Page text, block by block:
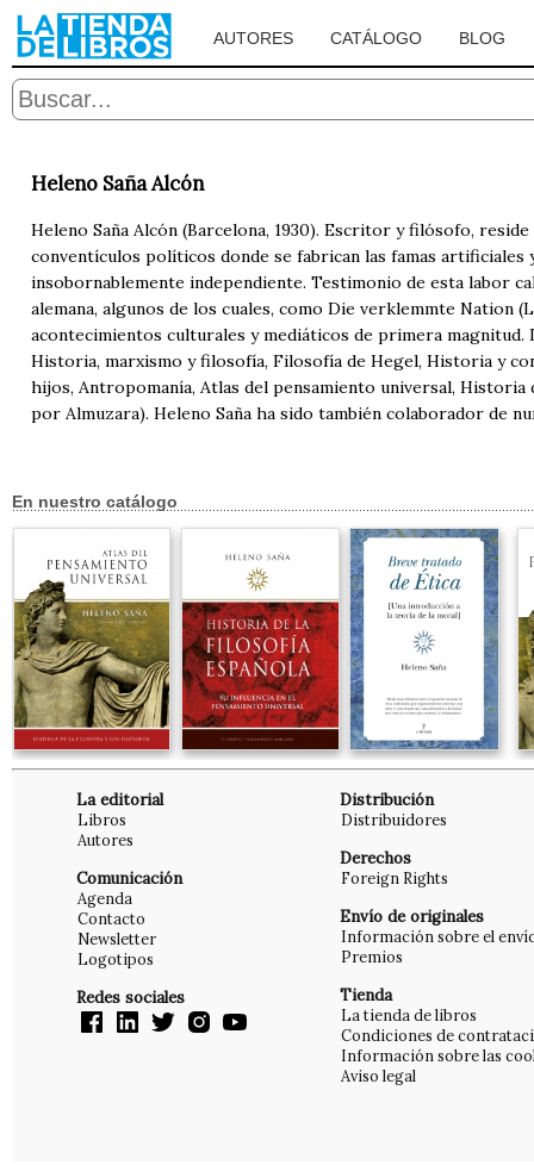
AUTORES CATÁLOGO BLOG
Heleno Saña Alcón
Heleno Saña Alcón (Barcelona, 1930). Escritor y filósofo,
conventículos políticos donde se fabrican las famas
insobornablemente independiente. Testimonio de esta labor
alemana, algunos de los cuales, como Die verklemmte Nation
acontecimientos culturales y mediáticos de primera
Historia, marxismo y filosofía, Filosofía de Hegel, Historia y
hijos, Antropomanía, Atlas del pensamiento universal,
por Almuzara). Heleno Saña ha sido también colaborador de
En nuestro catálogo
La editorial
Libros
Autores
Comunicación
Agenda
Contacto
Newsletter
Logotipos
Redes sociales
Distribución
Distribuidores
Derechos
Foreign Rights
Envío de originales
Información sobre el
Premios
Tienda
La tienda de libros
Condiciones de
Información sobre las
Aviso legal